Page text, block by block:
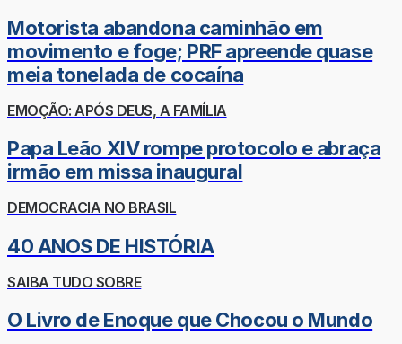
Motorista abandona caminhão em
movimento e foge; PRF apreende quase
meia tonelada de cocaína
EMOÇÃO: APÓS DEUS, A FAMÍLIA
Papa Leão XIV rompe protocolo e abraça
irmão em missa inaugural
DEMOCRACIA NO BRASIL
40 ANOS DE HISTÓRIA
SAIBA TUDO SOBRE
O Livro de Enoque que Chocou o Mundo